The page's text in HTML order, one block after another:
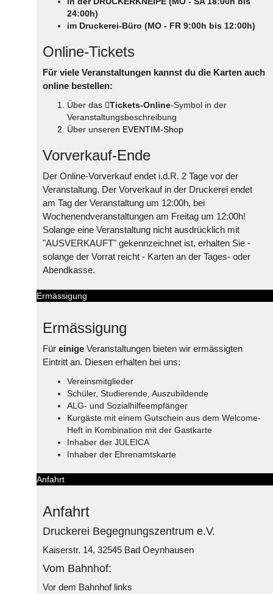
24:00h)
im Druckerei-Büro (MO - FR 9:00h bis 12:00h)
Online-Tickets
Für viele Veranstaltungen kannst du die Karten auch
online bestellen:
Über das Tickets-Online-Symbol in der
Veranstaltungsbeschreibung
Über unseren EVENTIM-Shop
Vorverkauf-Ende
Der Online-Vorverkauf endet i.d.R. 2 Tage vor der
Veranstaltung. Der Vorverkauf in der Druckerei endet
am Tag der Veranstaltung um 12:00h, bei
Wochenendveranstaltungen am Freitag um 12:00h!
Solange eine Veranstaltung nicht ausdrücklich mit
"AUSVERKAUFT" gekennzeichnet ist, erhalten Sie -
solange der Vorrat reicht - Karten an der Tages- oder
Abendkasse.
Ermässigung
Ermässigung
Für einige Veranstaltungen bieten wir ermässigten
Eintritt an. Diesen erhalten bei uns:
Vereinsmitglieder
Schüler, Studierende, Auszubildende
ALG- und Sozialhilfeempfänger
Kurgäste mit einem Gutschein aus dem Welcome-
Heft in Kombination mit der Gastkarte
Inhaber der JULEICA
Inhaber der Ehrenamtskarte
Anfahrt
Anfahrt
Druckerei Begegnungszentrum e.V.
Kaiserstr. 14, 32545 Bad Oeynhausen
Vom Bahnhof:
Vor dem Bahnhof links